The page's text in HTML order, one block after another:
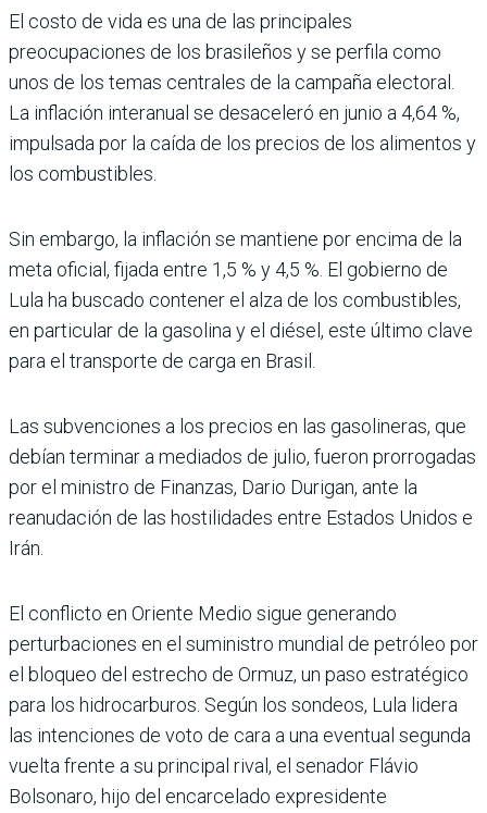
El costo de vida es una de las principales
preocupaciones de los brasileños y se perfila como
unos de los temas centrales de la campaña electoral.
La inflación interanual se desaceleró en junio a 4,64 %,
impulsada por la caída de los precios de los alimentos y
los combustibles.
Sin embargo, la inflación se mantiene por encima de la
meta oficial, fijada entre 1,5 % y 4,5 %. El gobierno de
Lula ha buscado contener el alza de los combustibles,
en particular de la gasolina y el diésel, este último clave
para el transporte de carga en Brasil.
Las subvenciones a los precios en las gasolineras, que
debían terminar a mediados de julio, fueron prorrogadas
por el ministro de Finanzas, Dario Durigan, ante la
reanudación de las hostilidades entre Estados Unidos e
Irán.
El conflicto en Oriente Medio sigue generando
perturbaciones en el suministro mundial de petróleo por
el bloqueo del estrecho de Ormuz, un paso estratégico
para los hidrocarburos. Según los sondeos, Lula lidera
las intenciones de voto de cara a una eventual segunda
vuelta frente a su principal rival, el senador Flávio
Bolsonaro, hijo del encarcelado expresidente